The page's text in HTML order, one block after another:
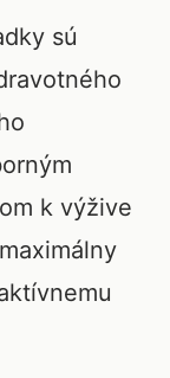
sú
k výžive